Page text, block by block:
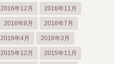
2016年12月 2016年11月
2016年8月 2016年7月
2016年4月 2016年3月
2015年12月 2015年11月